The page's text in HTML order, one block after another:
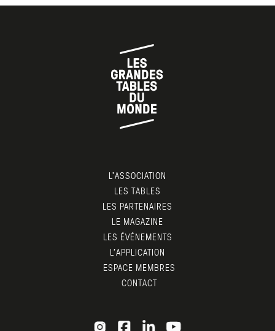
L’ASSOCIATION
LES TABLES
LES PARTENAIRES
LE MAGAZINE
LES ÉVÉNEMENTS
L’APPLICATION
ESPACE MEMBRES
CONTACT